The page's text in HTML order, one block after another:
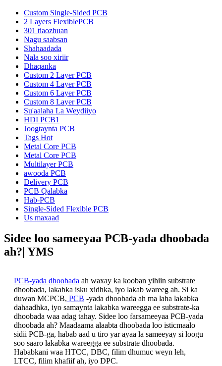
Custom Single-Sided PCB
2 Layers FlexiblePCB
301 tiaozhuan
Nagu saabsan
Shahaadada
Nala soo xiriir
Dhaqanka
Custom 2 Layer PCB
Custom 4 Layer PCB
Custom 6 Layer PCB
Custom 8 Layer PCB
Su'aalaha La Weydiiyo
HDI PCB1
Joogtaynta PCB
Tags Hot
Metal Core PCB
Metal Core PCB
Multilayer PCB
awooda PCB
Delivery PCB
PCB Qalabka
Hab-PCB
Single-Sided Flexible PCB
Us maxaad
Sidee loo sameeyaa PCB-yada dhoobada
ah?| YMS
PCB-yada dhoobada ah waxay ka kooban yihiin substrate
dhoobada, lakabka isku xidhka, iyo lakab wareeg ah. Si ka
duwan MCPCB, PCB -yada dhoobada ah ma laha lakabka
dahaadhka, iyo samaynta lakabka wareegga ee substrate-ka
dhoobada waa adag tahay. Sidee loo farsameeyaa PCB-yada
dhoobada ah? Maadaama alaabta dhoobada loo isticmaalo
sidii PCB-ga, habab aad u tiro yar ayaa la sameeyay si loogu
soo saaro lakabka wareegga ee substrate dhoobada.
Hababkani waa HTCC, DBC, filim dhumuc weyn leh,
LTCC, filim khafiif ah, iyo DPC.